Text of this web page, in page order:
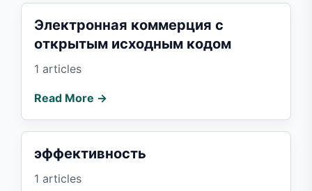
Электронная коммерция с
открытым исходным кодом
1 articles
Read More →
эффективность
1 articles